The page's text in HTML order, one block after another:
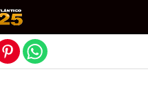
móvil